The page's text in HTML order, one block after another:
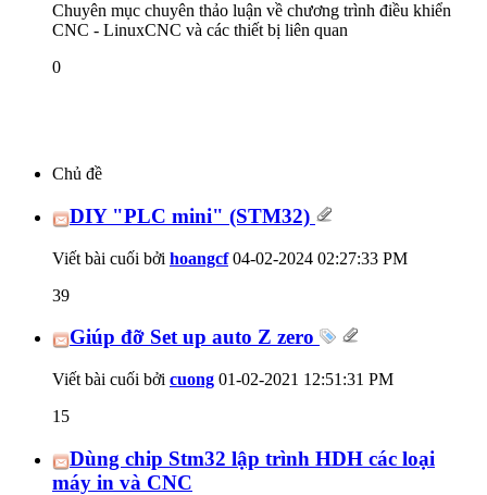
Chuyên mục chuyên thảo luận về chương trình điều khiển
CNC - LinuxCNC và các thiết bị liên quan
0
Chủ đề
DIY "PLC mini" (STM32)
Viết bài cuối bởi hoangcf04-02-2024 02:27:33 PM
39
Giúp đỡ Set up auto Z zero
Viết bài cuối bởi cuong 01-02-2021 12:51:31 PM
15
Dùng chip Stm32 lập trình HDH các loại
máy in và CNC